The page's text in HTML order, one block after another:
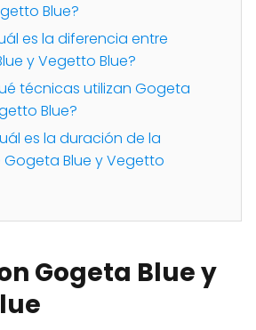
Blue?
es la diferencia entre
y Vegetto Blue?
técnicas utilizan Gogeta
Blue?
es la duración de la
Blue y Vegetto
Gogeta Blue y